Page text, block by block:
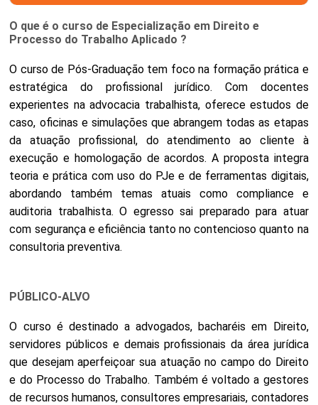
O que é o curso de Especialização em Direito e
Processo do Trabalho Aplicado ?
O curso de Pós-Graduação tem foco na formação prática e
estratégica do profissional jurídico. Com docentes
experientes na advocacia trabalhista, oferece estudos de
caso, oficinas e simulações que abrangem todas as etapas
da atuação profissional, do atendimento ao cliente à
execução e homologação de acordos. A proposta integra
teoria e prática com uso do PJe e de ferramentas digitais,
abordando também temas atuais como compliance e
auditoria trabalhista. O egresso sai preparado para atuar
com segurança e eficiência tanto no contencioso quanto na
consultoria preventiva.
PÚBLICO-ALVO
O curso é destinado a advogados, bacharéis em Direito,
servidores públicos e demais profissionais da área jurídica
que desejam aperfeiçoar sua atuação no campo do Direito
e do Processo do Trabalho. Também é voltado a gestores
de recursos humanos, consultores empresariais, contadores